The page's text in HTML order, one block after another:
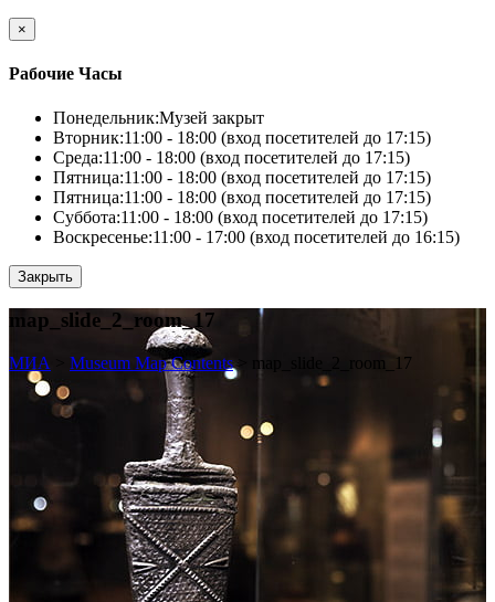
×
Рабочие Часы
Понедельник:Музей закрыт
Вторник:11:00 - 18:00 (вход посетителей до 17:15)
Среда:11:00 - 18:00 (вход посетителей до 17:15)
Пятница:11:00 - 18:00 (вход посетителей до 17:15)
Пятница:11:00 - 18:00 (вход посетителей до 17:15)
Суббота:11:00 - 18:00 (вход посетителей до 17:15)
Воскресенье:11:00 - 17:00 (вход посетителей до 16:15)
Закрыть
map_slide_2_room_17
МИА Museum Map Contents> map_slide_2_room_17